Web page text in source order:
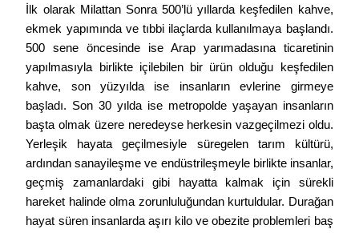
İlk olarak Milattan Sonra 500’lü yıllarda keşfedilen kahve,
ekmek yapımında ve tıbbi ilaçlarda kullanılmaya başlandı.
500 sene öncesinde ise Arap yarımadasına ticaretinin
yapılmasıyla birlikte içilebilen bir ürün olduğu keşfedilen
kahve, son yüzyılda ise insanların evlerine girmeye
başladı. Son 30 yılda ise metropolde yaşayan insanların
başta olmak üzere neredeyse herkesin vazgeçilmezi oldu.
Yerleşik hayata geçilmesiyle süregelen tarım kültürü,
ardından sanayileşme ve endüstrileşmeyle birlikte insanlar,
geçmiş zamanlardaki gibi hayatta kalmak için sürekli
hareket halinde olma zorunluluğundan kurtuldular. Durağan
hayat süren insanlarda aşırı kilo ve obezite problemleri baş